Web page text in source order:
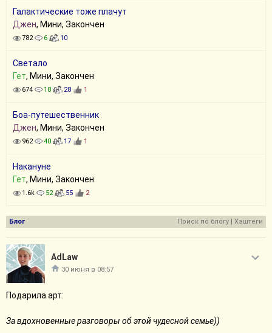
Галактические тоже плачут
Джен, Мини, Закончен
782 6 10
Светало
Гет, Мини, Закончен
674 18 28 1
Боа-путешественник
Джен, Мини, Закончен
962 40 17 1
Накануне
Гет, Мини, Закончен
1.6k 52 55 2
Блог Поиск по блогу | Хэштеги
AdLaw
30 июня в 08:57
Подарила арт:
За вдохновенные разговоры об этой чудесной семье))